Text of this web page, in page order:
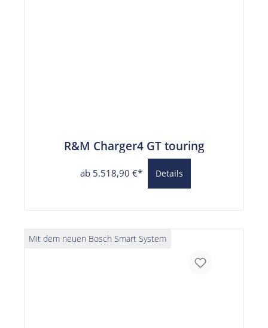
R&M Charger4 GT touring
ab 5.518,90 €* Details
Mit dem neuen Bosch Smart System